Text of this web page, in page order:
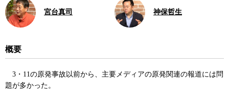
中東民衆革命の真実 ──エジプ
ト現地レポート
宮台真司 神保哲生
概要
3・11の原発事故以前から、主要メディアの原発関連の報道には問
題が多かった。